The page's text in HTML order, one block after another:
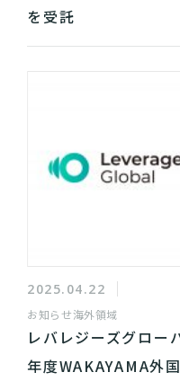
を受託
2025.04.22
お知らせ海外領域
レバレジーズグロー
年度WAKAYAMA外